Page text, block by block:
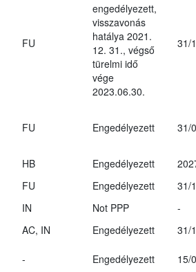
FU
engedélyezett,
visszavonás
hatálya 2021.
12. 31., végső
türelmi idő
vége
2023.06.30.
31/
FU Engedélyezett 31/
HB Engedélyezett
FU Engedélyezett
31/
IN Not PPP
-
AC, IN Engedélyezett
31/
- Engedélyezett
15/